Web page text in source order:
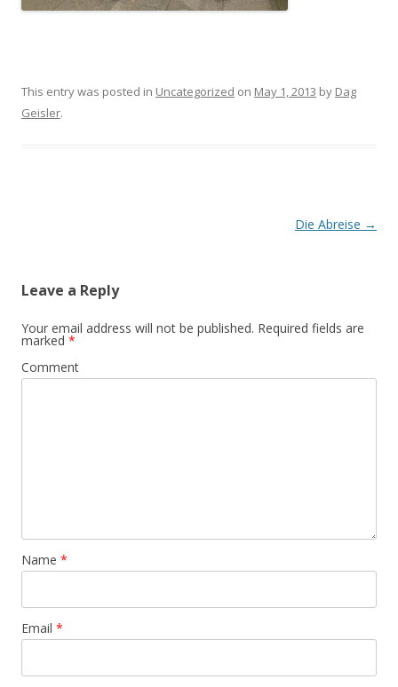
This entry was posted in Uncategorized on May 1, 2013 by Dag
Geisler.
Die Abreise →
Leave a Reply
Your email address will not be published. Required fields are
marked *
Comment
Name *
Email *